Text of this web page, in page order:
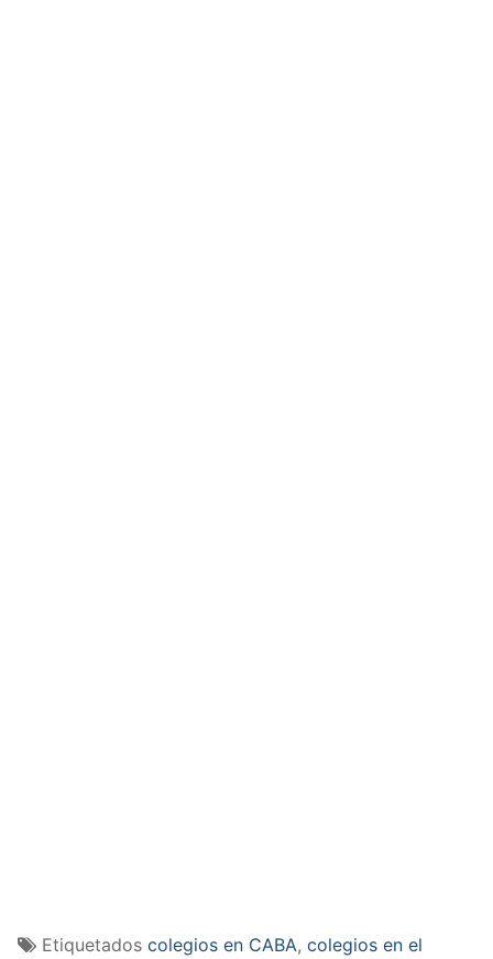
Etiquetados colegios en CABA, colegios en el